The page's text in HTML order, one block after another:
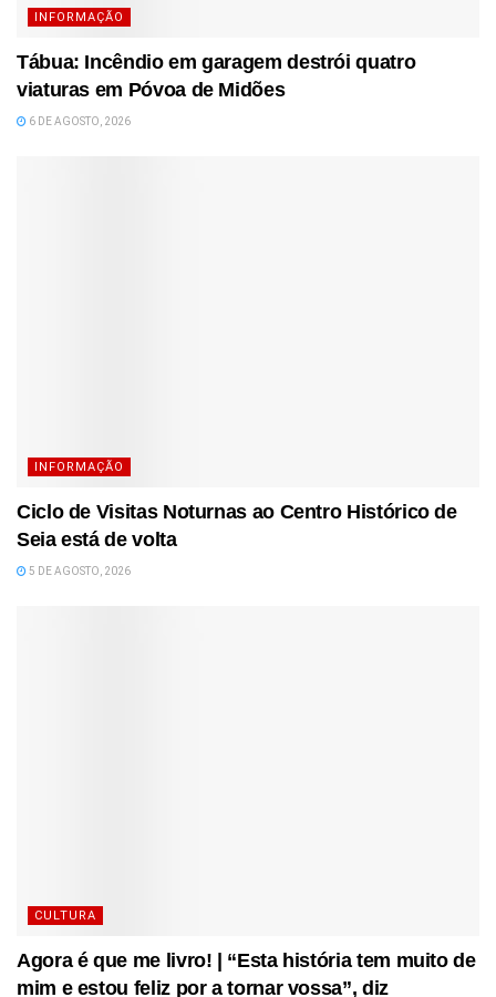
INFORMAÇÃO
Tábua: Incêndio em garagem destrói quatro
viaturas em Póvoa de Midões
6 DE AGOSTO, 2026
INFORMAÇÃO
Ciclo de Visitas Noturnas ao Centro Histórico de
Seia está de volta
5 DE AGOSTO, 2026
CULTURA
Agora é que me livro! | “Esta história tem muito de
mim e estou feliz por a tornar vossa”, diz